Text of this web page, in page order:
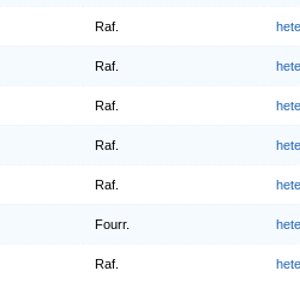
Raf.
Raf.
Raf.
Raf.
Raf.
Fourr.
Raf.